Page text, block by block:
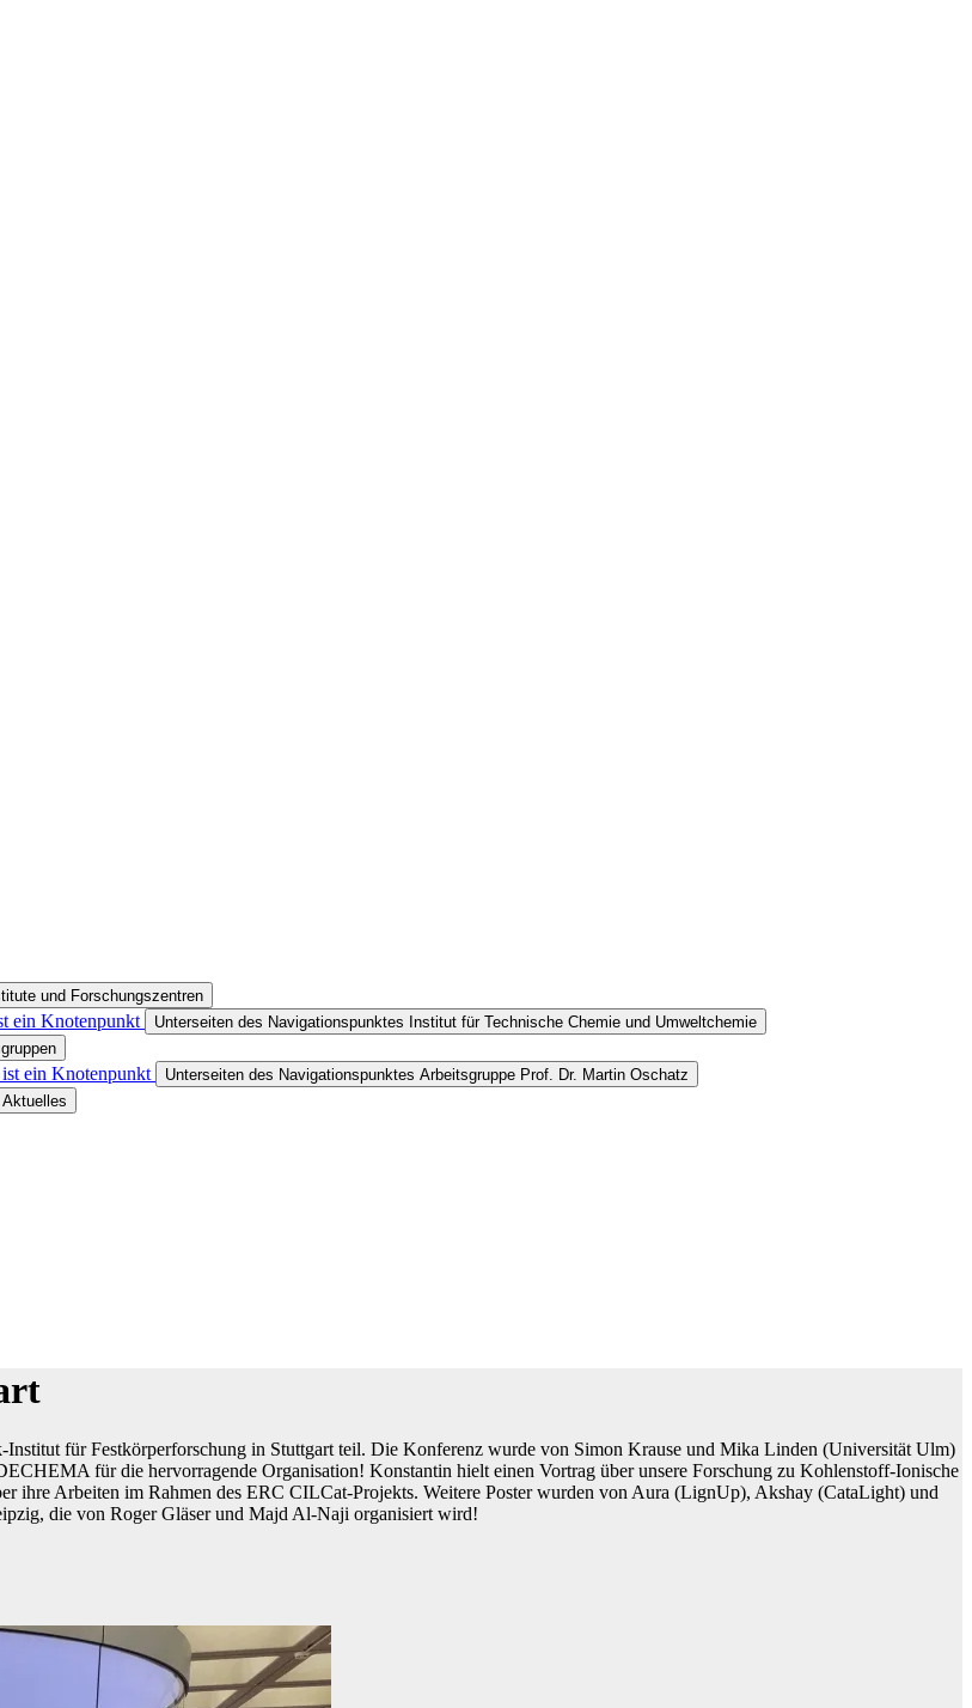
und Forschungszentren
ein Knotenpunkt Unterseiten des Navigationspunktes Institut für Technische Chemie und Umweltchemie
ein Knotenpunkt Unterseiten des Navigationspunktes Arbeitsgruppe Prof. Dr. Martin Oschatz
für Festkörperforschung in Stuttgart teil. Die Konferenz wurde von Simon Krause und Mika Linden (Universität Ulm)
für die hervorragende Organisation! Konstantin hielt einen Vortrag über unsere Forschung zu Kohlenstoff-Ionische
ihre Arbeiten im Rahmen des ERC CILCat-Projekts. Weitere Poster wurden von Aura (LignUp), Akshay (CataLight) und
die von Roger Gläser und Majd Al-Naji organisiert wird!